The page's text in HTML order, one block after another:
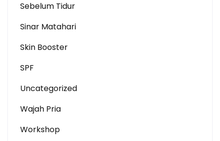
Sebelum Tidur
Sinar Matahari
Skin Booster
SPF
Uncategorized
Wajah Pria
Workshop